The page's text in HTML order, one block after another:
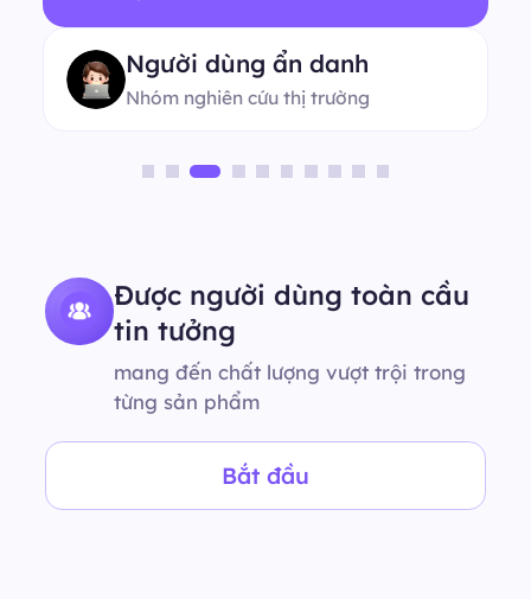
Người dùng ẩn danh
Nhóm nghiên cứu thị trường
Được người dùng toàn cầu
tin tưởng
mang đến chất lượng vượt trội trong
từng sản phẩm
Bắt đầu